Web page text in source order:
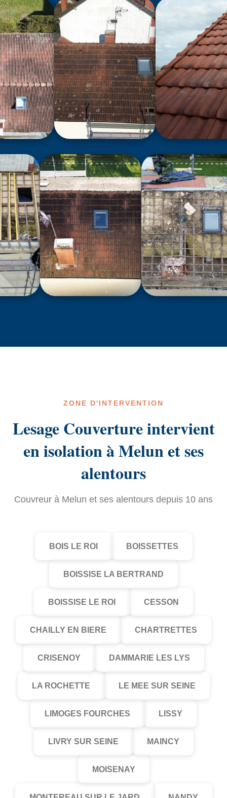
ZONE D'INTERVENTION
Lesage Couverture intervient
en isolation à Melun et ses
alentours
Couvreur à Melun et ses alentours depuis 10 ans
BOIS LE ROI BOISSETTES
BOISSISE LA BERTRAND
BOISSISE LE ROI CESSON
CHAILLY EN BIERE CHARTRETTES
CRISENOY DAMMARIE LES LYS
LA ROCHETTE LE MEE SUR SEINE
LIMOGES FOURCHES LISSY
LIVRY SUR SEINE MAINCY
MOISENAY